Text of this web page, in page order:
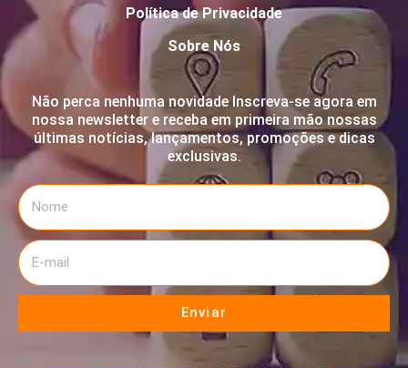
Política de Privacidade
Sobre Nós
Não perca nenhuma novidade Inscreva-se agora em
nossa newsletter e receba em primeira mão nossas
últimas notícias, lançamentos, promoções e dicas
exclusivas.
Enviar